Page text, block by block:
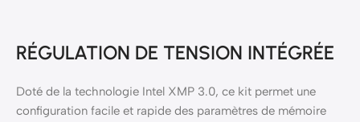
RÉGULATION DE TENSION INTÉGRÉE
Doté de la technologie Intel XMP 3.0, ce kit permet une
configuration facile et rapide des paramètres de mémoire